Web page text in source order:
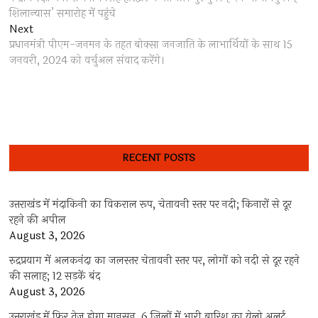
navigation
शिलान्यास’ समारोह में पहुंचे
NextNext
post:
प्रधानमंत्री पीएम-जनमन के तहत बोक्सा जनजाति के लाभार्थियों के साथ 15
जनवरी, 2024 को वर्चुअल संवाद करेंगे।
RECENT POSTS
उत्तराखंड में मंदाकिनी का विकराल रूप, चेतावनी स्तर पर नदी; किनारों से दूर
रहने की अपील
August 3, 2026
रुद्रप्रयाग में अलकनंदा का जलस्तर चेतावनी स्तर पर, लोगों को नदी से दूर रहने
की सलाह; 12 सड़कें बंद
August 3, 2026